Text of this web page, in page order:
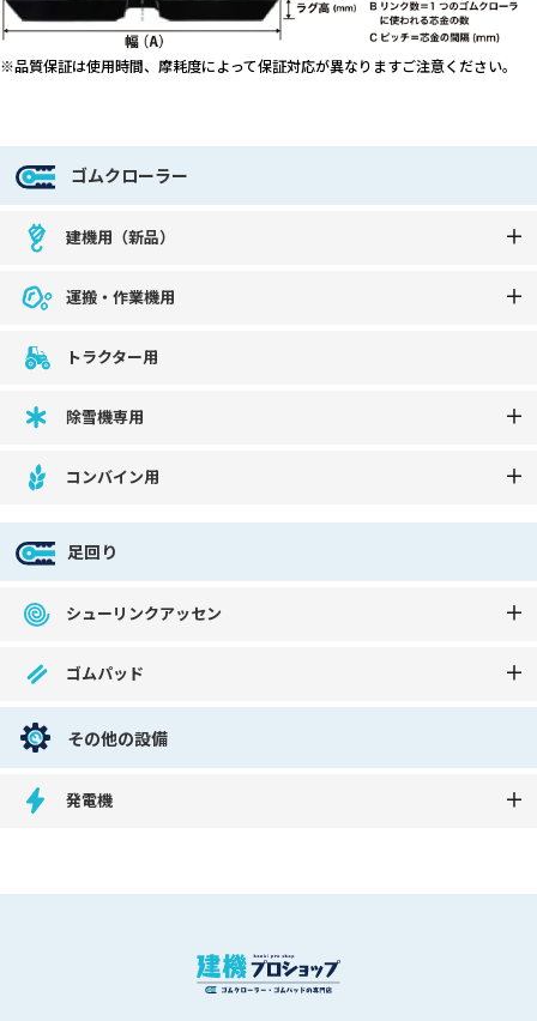
※品質保証は使用時間、摩耗度によって保証対応が異なりますご注意ください。
ゴムクローラー
建機用（新品）
運搬・作業機用
トラクター用
除雪機専用
コンバイン用
足回り
シューリンクアッセン
ゴムパッド
その他の設備
発電機